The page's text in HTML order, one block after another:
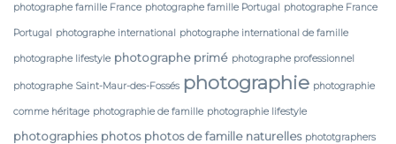
photographe famille France photographe famille Portugal photographe France
Portugal photographe international photographe international de famille
photographe lifestyle photographe primé photographe professionnel
photographe Saint-Maur-des-Fossés photographie photographie
comme héritage photographie de famille photographie lifestyle
photographies photos photos de famille naturelles phototgraphers